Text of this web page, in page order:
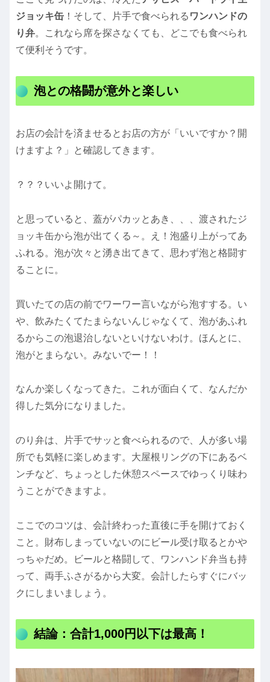
ジョッキ缶 ！そして、片手で食べられる ワンハンドの
り弁。これなら席を探さなくても、どこでも食べられ
て便利そうです。
泡との格闘が意外と楽しい
お店の会計を済ませるとお店の方が「いいですか？開
けますよ？」と確認してきます。
？？？いいよ開けて。
と思っていると、蓋がパカッとあき、、、渡されたジ
ョッキ缶から泡が出てくる～。え！泡盛り上がってあ
ふれる。泡が次々と湧き出てきて、思わず泡と格闘す
ることに。
買いたての店の前でワーワー言いながら泡すする。い
や、飲みたくてたまらないんじゃなくて、泡があふれ
るからこの泡退治しないといけないわけ。ほんとに、
泡がとまらない。みないでー！！
なんか楽しくなってきた。これが面白くて、なんだか
得した気分になりました。
のり弁は、片手でサッと食べられるので、人が多い場
所でも気軽に楽しめます。大屋根リングの下にあるベ
ンチなど、ちょっとした休憩スペースでゆっくり味わ
うことができますよ。
ここでのコツは、会計終わった直後に手を開けておく
こと。財布しまっていないのにビール受け取るとかや
っちゃだめ。ビールと格闘して、ワンハンド弁当も持
って、両手ふさがるから大変。会計したらすぐにバッ
クにしまいましょう。
結論：合計1,000円以下は最高！